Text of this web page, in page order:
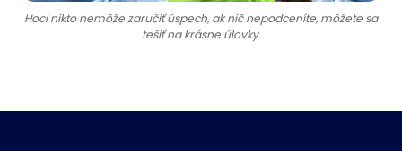
Hoci nikto nemôže zaručiť úspech, ak nič nepodceníte, môžete sa
tešiť na krásne úlovky.